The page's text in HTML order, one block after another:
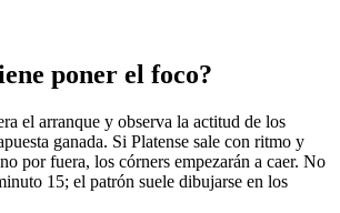
poner el foco?
el arranque y observa la actitud de los
ganada. Si Platense sale con ritmo y
por fuera, los córners empezarán a caer. No
15; el patrón suele dibujarse en los